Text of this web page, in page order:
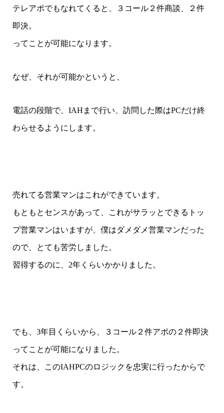
テレアポでもなれてくると、３コール２件商談、２件
即決。
ってことが可能になります。
なぜ、それが可能かというと、
電話の段階で、IAHまで行い、訪問した際はPCだけ終
わらせるようにします。
売れてる営業マンはこれができています。
もともとセンスがあって、これがサラッとできるトッ
プ営業マンはいますが、僕はダメダメ営業マンだった
ので、とても苦労しました。
習得するのに、2年くらいかかりました。
でも、3年目くらいから、３コール２件アポの２件即決
ってことが可能になりました。
それは、このIAHPCのロジックを忠実に行ったからで
す。